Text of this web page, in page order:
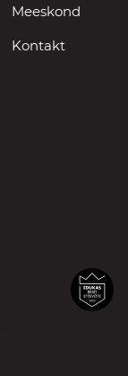
Meeskond
Kontakt